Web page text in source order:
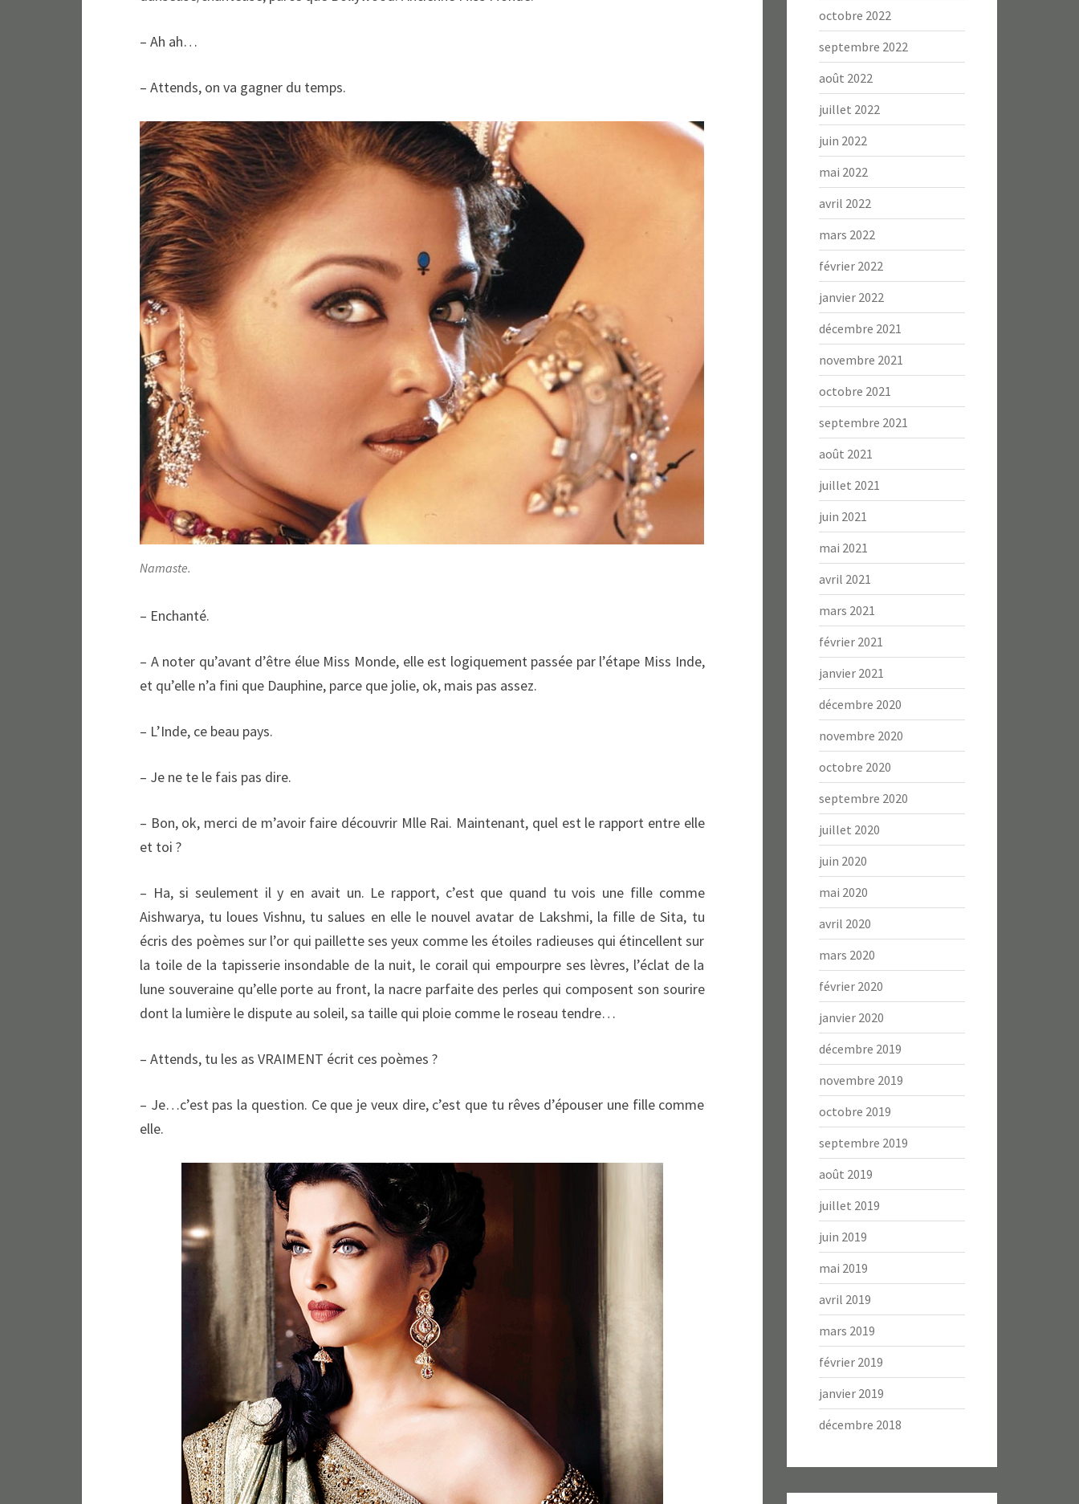
– Ah ah…
– Attends, on va gagner du temps.
Namaste.
– Enchanté.
– A noter qu’avant d’être élue Miss Monde, elle est logiquement passée par l’étape Miss Inde,
et qu’elle n’a fini que Dauphine, parce que jolie, ok, mais pas assez.
– L’Inde, ce beau pays.
– Je ne te le fais pas dire.
– Bon, ok, merci de m’avoir faire découvrir Mlle Rai. Maintenant, quel est le rapport entre elle
et toi ?
– Ha, si seulement il y en avait un. Le rapport, c’est que quand tu vois une fille comme
Aishwarya, tu loues Vishnu, tu salues en elle le nouvel avatar de Lakshmi, la fille de Sita, tu
écris des poèmes sur l’or qui paillette ses yeux comme les étoiles radieuses qui étincellent sur
la toile de la tapisserie insondable de la nuit, le corail qui empourpre ses lèvres, l’éclat de la
lune souveraine qu’elle porte au front, la nacre parfaite des perles qui composent son sourire
dont la lumière le dispute au soleil, sa taille qui ploie comme le roseau tendre…
– Attends, tu les as VRAIMENT écrit ces poèmes ?
– Je…c’est pas la question. Ce que je veux dire, c’est que tu rêves d’épouser une fille comme
elle.
octobre 2022
septembre 2022
août 2022
juillet 2022
juin 2022
mai 2022
avril 2022
mars 2022
février 2022
janvier 2022
décembre 2021
novembre 2021
octobre 2021
septembre 2021
août 2021
juillet 2021
juin 2021
mai 2021
avril 2021
mars 2021
février 2021
janvier 2021
décembre 2020
novembre 2020
octobre 2020
septembre 2020
juillet 2020
juin 2020
mai 2020
avril 2020
mars 2020
février 2020
janvier 2020
décembre 2019
novembre 2019
octobre 2019
septembre 2019
août 2019
juillet 2019
juin 2019
mai 2019
avril 2019
mars 2019
février 2019
janvier 2019
décembre 2018